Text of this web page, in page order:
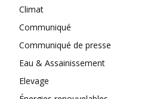
Climat
Communiqué
Communiqué de presse
Eau & Assainissement
Elevage